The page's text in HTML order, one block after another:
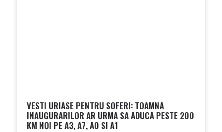
VESTI URIASE PENTRU SOFERI: TOAMNA
INAUGURARILOR AR URMA SA ADUCA PESTE 200
KM NOI PE A3, A7, A0 SI A1